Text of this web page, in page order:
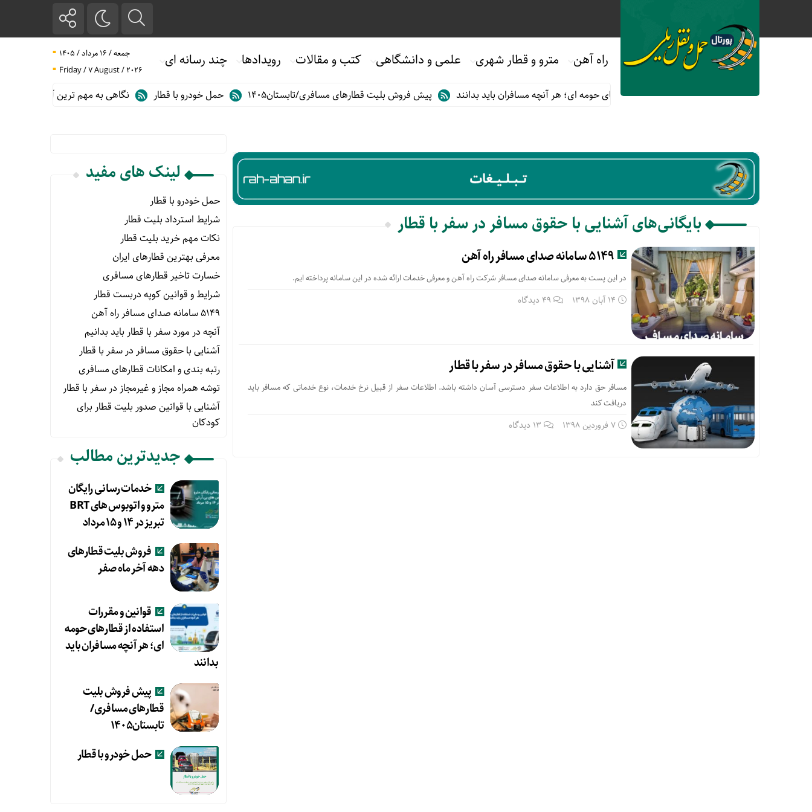
راه آهن مترو و قطار شهری علمی و دانشگاهی کتب و مقالات رویدادها چند رسانه ای
جمعه / ۱۶ مرداد / ۱۴۰۵
Friday / 7 August / 2026
قوانین و مقررات استفاده از قطارهای حومه ای؛ هر آنچه مسافران باید بدانند پیش فروش بلیت قطارهای مسافری/تابستان۱۴۰۵ حمل خودرو با قطار نگاهی به مهم ترین آمارهای حمل و نقل ریلی
بایگانی‌های آشنایی با حقوق مسافر در سفر با قطار
۵۱۴۹ سامانه صدای مسافر راه آهن
در این پست به معرفی سامانه صدای مسافر شرکت راه آهن و معرفی خدمات ارائه شده در این سامانه پرداخته ایم.
14 آبان 1398 49 دیدگاه
آشنایی با حقوق مسافر در سفر با قطار
مسافر حق دارد به اطلاعات سفر دسترسی آسان داشته باشد. اطلاعات سفر از قبیل نرخ خدمات، نوع خدماتی که مسافر باید
دریافت کند
7 فروردین 1398 13 دیدگاه
لینک های مفید
حمل خودرو با قطار
شرایط استرداد بلیت قطار
نکات مهم خرید بلیت قطار
معرفی بهترین قطارهای ایران
خسارت تاخیر قطارهای مسافری
شرایط و قوانین کوپه دربست قطار
۵۱۴۹ سامانه صدای مسافر راه آهن
آنچه در مورد سفر با قطار باید بدانیم
آشنایی با حقوق مسافر در سفر با قطار
رتبه بندی و امکانات قطارهای مسافری
توشه همراه مجاز و غیرمجاز در سفر با قطار
آشنایی با قوانین صدور بلیت قطار برای
کودکان
جدیدترین مطالب
خدمات رسانی رایگان
مترو و اتوبوس های BRT
تبریز در ۱۴ و ۱۵ مرداد
فروش بلیت قطارهای
دهه آخر ماه صفر
قوانین و مقررات
استفاده از قطارهای حومه
ای؛ هر آنچه مسافران باید
بدانند
پیش فروش بلیت
قطارهای مسافری/
تابستان۱۴۰۵
حمل خودرو با قطار